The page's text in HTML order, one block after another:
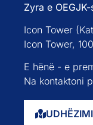
Zyra e OEGJK-
Icon Tower
Icon Tower,
E hënë - e
Na kontaktoni